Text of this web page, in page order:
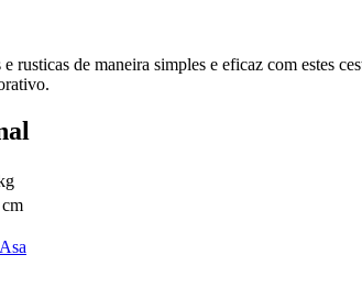
rusticas de maneira simples e eficaz com estes